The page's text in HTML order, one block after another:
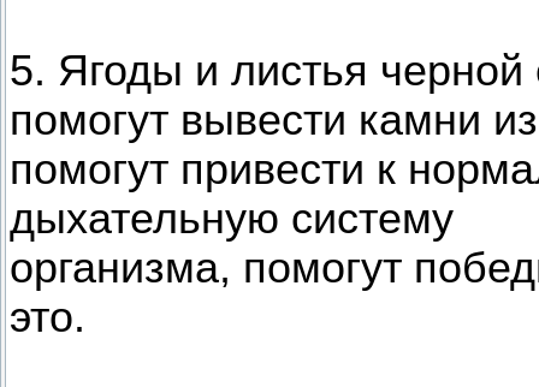
5. Ягоды и листья
помогут вывести камни
помогут привести к
дыхательную систему
организма, помогут
это.